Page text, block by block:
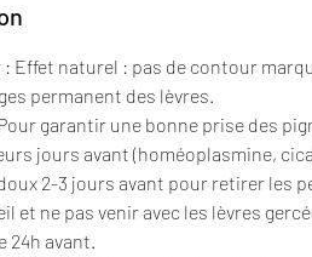
: Effet naturel : pas de contour
permanent des lèvres.
Pour garantir une bonne prise des
jours avant (homéoplasmine,
2-3 jours avant pour retirer les
et ne pas venir avec les lèvres
24h avant.